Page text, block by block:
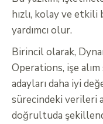
hızlı, kolay ve
yardımcı olur.
Birincil olarak,
Operations, işe
adayları daha iyi
sürecindeki verileri
doğrultuda